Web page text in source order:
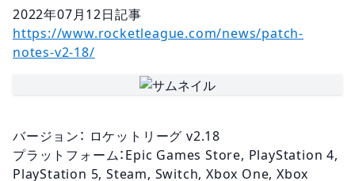
2022年07月12 日 記事
https://www.rocketleague.com/news/patch-
notes-v2-18/
バージョン： ロケットリーグ v2.18
プラットフォーム：Epic Games Store, PlayStation 4,
PlayStation 5, Steam, Switch, Xbox One, Xbox